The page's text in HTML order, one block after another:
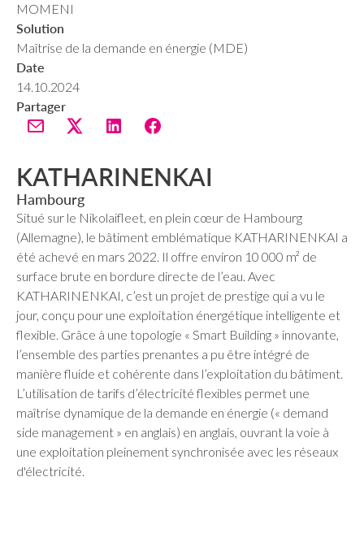
KATHARINENKAI
Hambourg
Situé sur le Nikolaifleet, en plein cœur de Hambourg
(Allemagne), le bâtiment emblématique KATHARINENKAI a
été achevé en mars 2022. Il offre environ 10 000 m² de
surface brute en bordure directe de l’eau. Avec
KATHARINENKAI, c’est un projet de prestige qui a vu le
jour, conçu pour une exploitation énergétique intelligente et
flexible. Grâce à une topologie « Smart Building » innovante,
l’ensemble des parties prenantes a pu être intégré de
manière fluide et cohérente dans l’exploitation du bâtiment.
L’utilisation de tarifs d’électricité flexibles permet une
maîtrise dynamique de la demande en énergie (« demand
side management » en anglais) en anglais, ouvrant la voie à
une exploitation pleinement synchronisée avec les réseaux
d'électricité.
MOMENI
Solution
Maîtrise de la demande en énergie (MDE)
Date
14.10.2024
Partager